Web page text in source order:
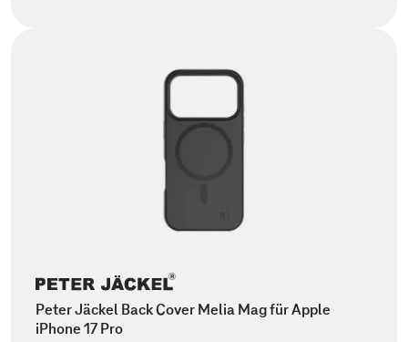
Peter Jäckel Back Cover Melia Mag für Apple
iPhone 17 Pro